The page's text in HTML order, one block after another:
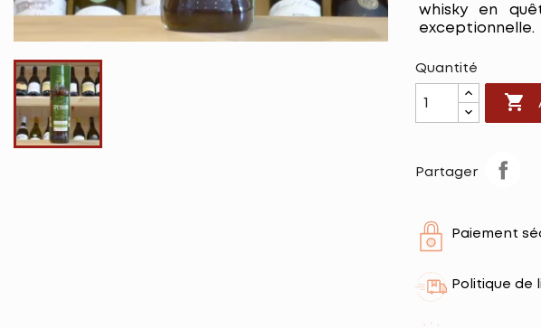
whisky en
exceptionnelle.
Quantité

Partager
Paiement
Politique de